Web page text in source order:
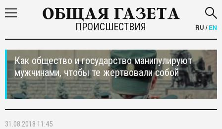
ПРОИСШЕСТВИЯ RU /EN
Как общество и государство манипулируют
мужчинами, чтобы те жертвовали собой
31.08.2018 11:45